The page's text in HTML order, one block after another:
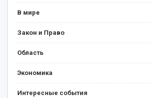
В мире
Закон и Право
Область
Экономика
Интересные события